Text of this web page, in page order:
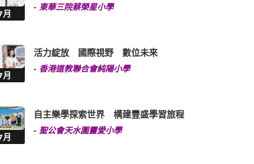
月
-東華三院蔡榮星小學
月
活力綻放 國際視野 數位未來
- 香港道教聯合會純陽小學
月
自主樂學探索世界 構建豐盛學習旅程
-聖公會天水圍靈愛小學